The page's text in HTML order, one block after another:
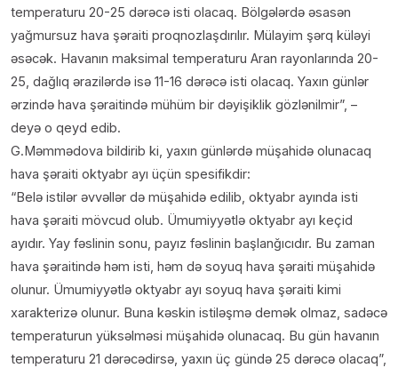
temperaturu 20-25 dərəcə isti olacaq. Bölgələrdə əsasən
yağmursuz hava şəraiti proqnozlaşdırılır. Mülayim şərq küləyi
əsəcək. Havanın maksimal temperaturu Aran rayonlarında 20-
25, dağlıq ərazilərdə isə 11-16 dərəcə isti olacaq. Yaxın günlər
ərzində hava şəraitində mühüm bir dəyişiklik gözlənilmir”, –
deyə o qeyd edib.
G.Məmmədova bildirib ki, yaxın günlərdə müşahidə olunacaq
hava şəraiti oktyabr ayı üçün spesifikdir:
“Belə istilər əvvəllər də müşahidə edilib, oktyabr ayında isti
hava şəraiti mövcud olub. Ümumiyyətlə oktyabr ayı keçid
ayıdır. Yay fəslinin sonu, payız fəslinin başlanğıcıdır. Bu zaman
hava şəraitində həm isti, həm də soyuq hava şəraiti müşahidə
olunur. Ümumiyyətlə oktyabr ayı soyuq hava şəraiti kimi
xarakterizə olunur. Buna kəskin istiləşmə demək olmaz, sadəcə
temperaturun yüksəlməsi müşahidə olunacaq. Bu gün havanın
temperaturu 21 dərəcədirsə, yaxın üç gündə 25 dərəcə olacaq”,